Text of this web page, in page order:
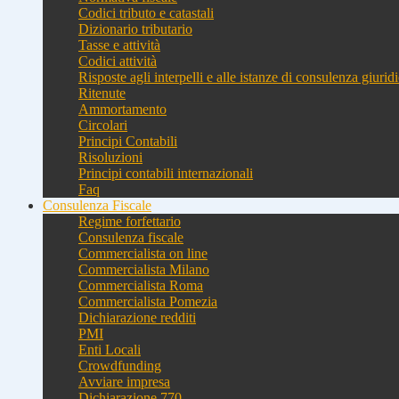
Codici tributo e catastali
Dizionario tributario
Tasse e attività
Codici attività
Risposte agli interpelli e alle istanze di consulenza
Ritenute
Ammortamento
Circolari
Principi Contabili
Risoluzioni
Principi contabili internazionali
Faq
Consulenza Fiscale
Regime forfettario
Consulenza fiscale
Commercialista on line
Commercialista Milano
Commercialista Roma
Commercialista Pomezia
Dichiarazione redditi
PMI
Enti Locali
Crowdfunding
Avviare impresa